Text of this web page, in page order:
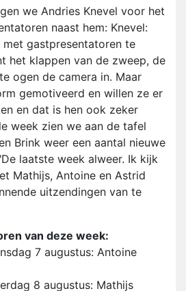
we Andries Knevel voor het
naast hem: Knevel:
met gastpresentatoren te
het klappen van de zweep, de
ogen de camera in. Maar
gemotiveerd en willen ze er
en dat is hen ook zeker
week zien we aan de tafel
Brink weer een aantal nieuwe
laatste week alweer. Ik kijk
Mathijs, Antoine en Astrid
uitzendingen van te
van deze week:
7 augustus: Antoine
8 augustus: Mathijs